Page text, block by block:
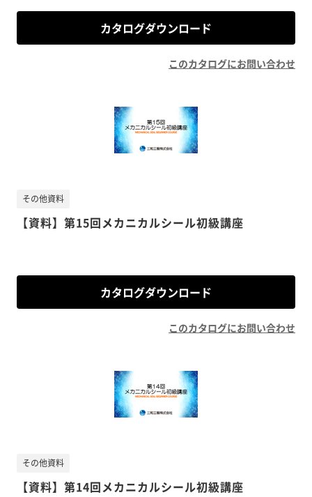
カタログダウンロード
このカタログにお問い合わせ
【資料】第15回メカニカルシール初級講座
その他資料
カタログダウンロード
このカタログにお問い合わせ
【資料】第14回メカニカルシール初級講座
その他資料